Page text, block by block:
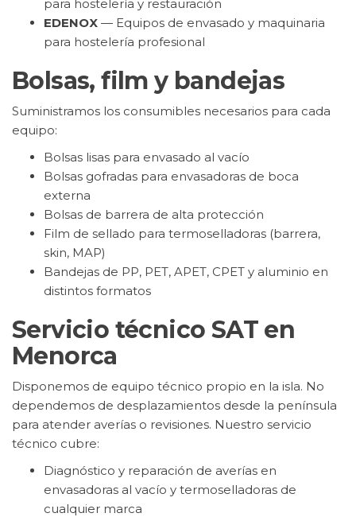
para hostelería y restauración
EDENOX — Equipos de envasado y maquinaria
para hostelería profesional
Bolsas, film y bandejas
Suministramos los consumibles necesarios para cada
equipo:
Bolsas lisas para envasado al vacío
Bolsas gofradas para envasadoras de boca
externa
Bolsas de barrera de alta protección
Film de sellado para termoselladoras (barrera,
skin, MAP)
Bandejas de PP, PET, APET, CPET y aluminio en
distintos formatos
Servicio técnico SAT en
Menorca
Disponemos de equipo técnico propio en la isla. No
dependemos de desplazamientos desde la península
para atender averías o revisiones. Nuestro servicio
técnico cubre:
Diagnóstico y reparación de averías en
envasadoras al vacío y termoselladoras de
cualquier marca